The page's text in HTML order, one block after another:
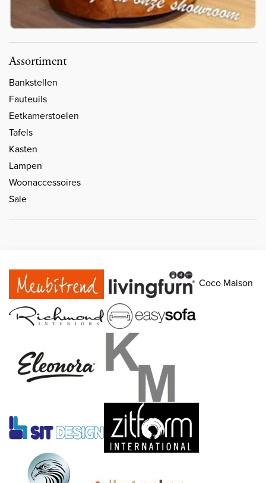
Assortiment
Bankstellen
Fauteuils
Eetkamerstoelen
Tafels
Kasten
Lampen
Woonaccessoires
Sale
Coco Maison